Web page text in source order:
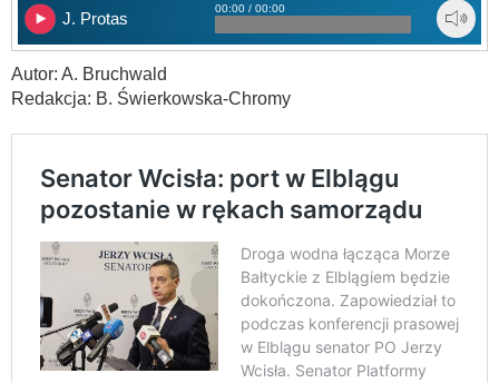
J. Protas
00:00 / 00:00
Autor: A. Bruchwald
Redakcja: B. Świerkowska-Chromy